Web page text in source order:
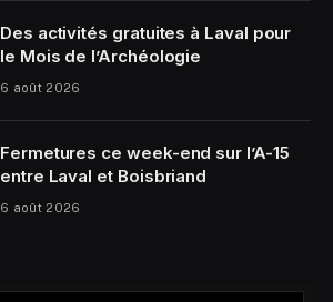
Des activités gratuites à Laval pour
le Mois de l’Archéologie
6 août 2026
Fermetures ce week-end sur l’A-15
entre Laval et Boisbriand
6 août 2026